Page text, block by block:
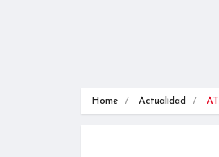
Home Actualidad